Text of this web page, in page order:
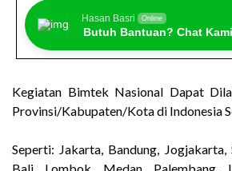
Hasan Basri Online
Butuh Bantuan? Chat Kami
Kegiatan Bimtek Nasional Dapat
Provinsi/Kabupaten/Kota di Indonesia
Seperti: Jakarta, Bandung, Jogjakarta,